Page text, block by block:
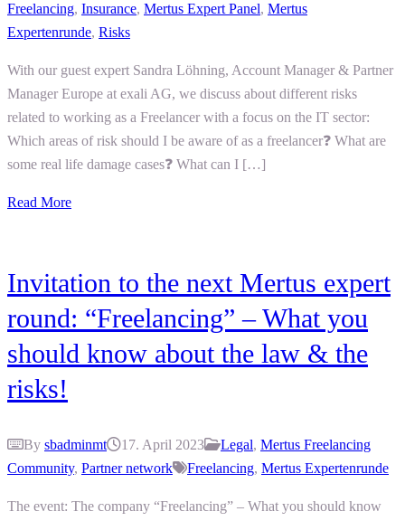
Freelancing, Insurance, Mertus Expert Panel, Mertus
Expertenrunde, Risks
With our guest expert Sandra Löhning, Account Manager & Partner
Manager Europe at exali AG, we discuss about different risks
related to working as a Freelancer with a focus on the IT sector:
Which areas of risk should I be aware of as a freelancer❓ What are
some real life damage cases❓ What can I […]
Read More
Invitation to the next Mertus expert
round: “Freelancing” – What you
should know about the law & the
risks!
By sbadminmt 17. April 2023 Legal, Mertus Freelancing
Community, Partner network Freelancing, Mertus Expertenrunde
The event: The company “Freelancing” – What you should know